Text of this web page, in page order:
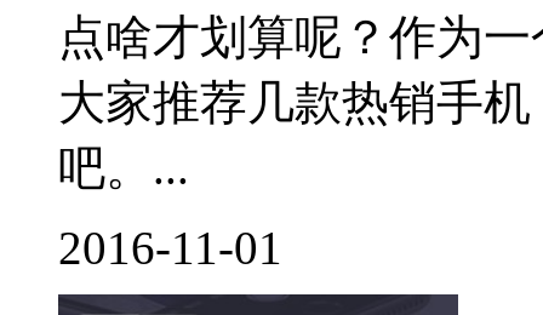
点啥才划算呢？作为
大家推荐几款热销手
吧。...
2016-11-01